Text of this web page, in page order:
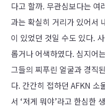
다고 할까. 무관심보다는 여
과는 확실히 거리가 있어서
이 있었던 것일 수도 있다.
롭거나 어색하였다. 심지어
그들의 찌푸린 얼굴과 경직
다. 간간히 접하던 AFKN 소
서 ‘저게 뭐야’라고 한심한